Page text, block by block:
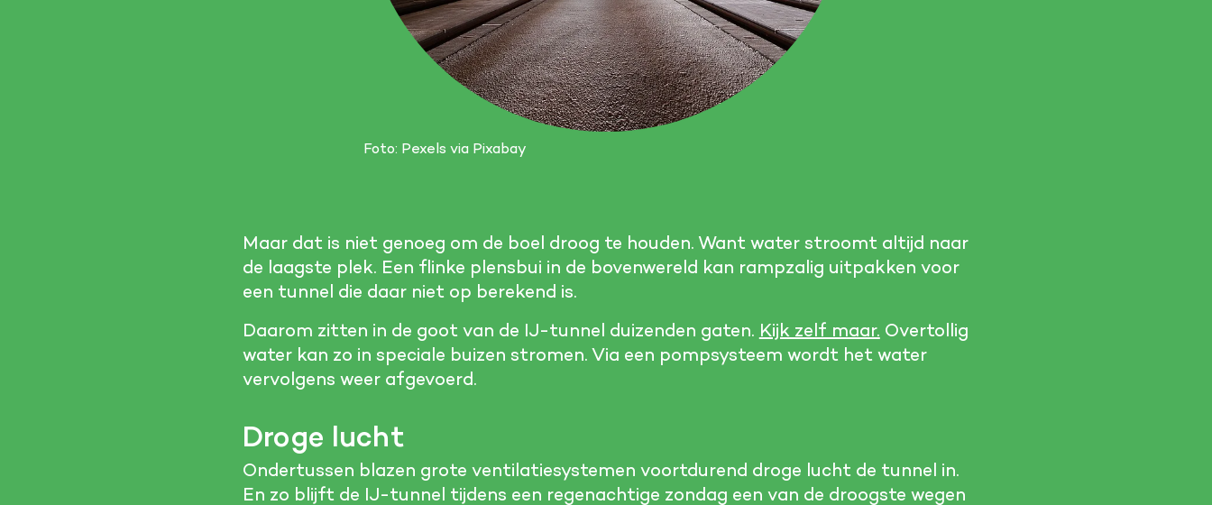
Foto: Pexels via Pixabay
Maar dat is niet genoeg om de boel droog te houden. Want water stroomt altijd naar
de laagste plek. Een flinke plensbui in de bovenwereld kan rampzalig uitpakken voor
een tunnel die daar niet op berekend is.
Daarom zitten in de goot van de IJ-tunnel duizenden gaten. Kijk zelf maar. Overtollig
water kan zo in speciale buizen stromen. Via een pompsysteem wordt het water
vervolgens weer afgevoerd.
Droge lucht
Ondertussen blazen grote ventilatiesystemen voortdurend droge lucht de tunnel in.
En zo blijft de IJ-tunnel tijdens een regenachtige zondag een van de droogste wegen